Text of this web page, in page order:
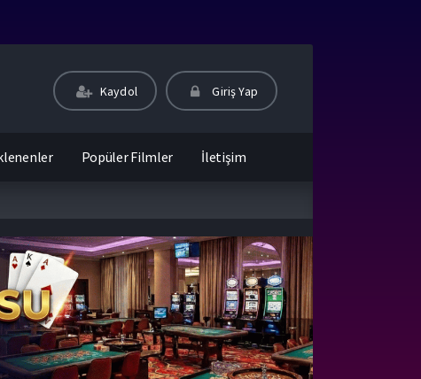
Kaydol Giriş Yap
Popüler Filmler İletişim